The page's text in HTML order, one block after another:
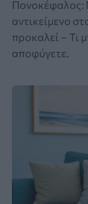
Πονοκέφαλος:
αντικείμενο
προκαλεί – Τι
αποφύγετε.